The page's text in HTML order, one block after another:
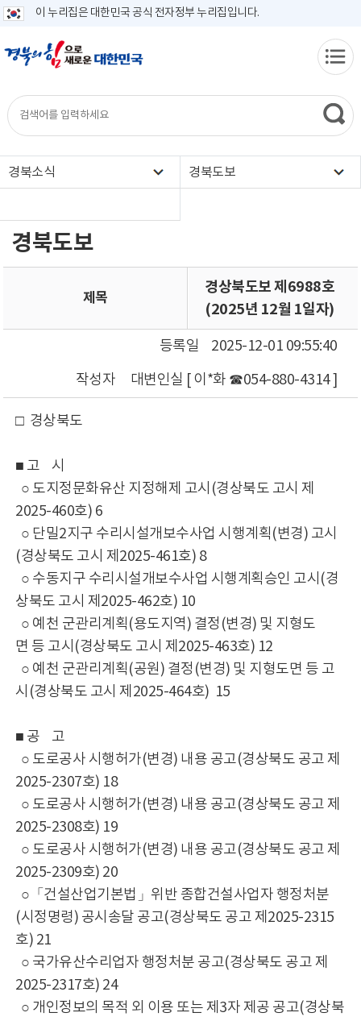
이 누리집은 대한민국 공식 전자정부 누리집입니다.
경북소식 경북도보
경북도보
제목
경상북도보 제6988호
(2025년 12월 1일자)
등록일
2025-12-01 09:55:40
작성자
대변인실 [ 이*화 ☎054-880-4314 ]
□ 경상북도
■ 고 시
○ 도지정문화유산 지정해제 고시(경상북도 고시 제
2025-460호) 6
○ 단밀2지구 수리시설개보수사업 시행계획(변경) 고시
(경상북도 고시 제2025-461호) 8
○ 수동지구 수리시설개보수사업 시행계획승인 고시(경
상북도 고시 제2025-462호) 10
○ 예천 군관리계획(용도지역) 결정(변경) 및 지형도
면 등 고시(경상북도 고시 제2025-463호) 12
○ 예천 군관리계획(공원) 결정(변경) 및 지형도면 등 고
시(경상북도 고시 제2025-464호) 15
■ 공 고
○ 도로공사 시행허가(변경) 내용 공고(경상북도 공고 제
2025-2307호) 18
○ 도로공사 시행허가(변경) 내용 공고(경상북도 공고 제
2025-2308호) 19
○ 도로공사 시행허가(변경) 내용 공고(경상북도 공고 제
2025-2309호) 20
○「건설산업기본법」위반 종합건설사업자 행정처분
(시정명령) 공시송달 공고(경상북도 공고 제2025-2315
호) 21
○ 국가유산수리업자 행정처분 공고(경상북도 공고 제
2025-2317호) 24
○ 개인정보의 목적 외 이용 또는 제3자 제공 공고(경상북